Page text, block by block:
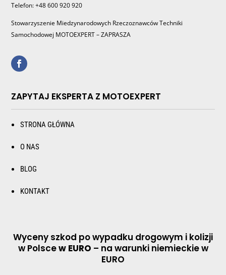
Telefon: +48 600 920 920
Stowarzyszenie Miedzynarodowych Rzeczoznawców Techniki
Samochodowej MOTOEXPERT – ZAPRASZA
ZAPYTAJ EKSPERTA Z MOTOEXPERT
STRONA GŁÓWNA
O NAS
BLOG
KONTAKT
Wyceny szkod po wypadku drogowym i kolizji
w Polscew EURO – na warunki niemieckie w
EURO